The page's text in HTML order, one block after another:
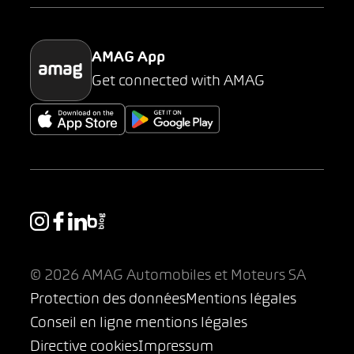
Parking
AMAG App
Get connected with AMAG
© 2026 AMAG Automobiles et Moteurs SA
Protection des donnéesMentions légales
Conseil en ligne mentions légales
Directive cookiesImpressum